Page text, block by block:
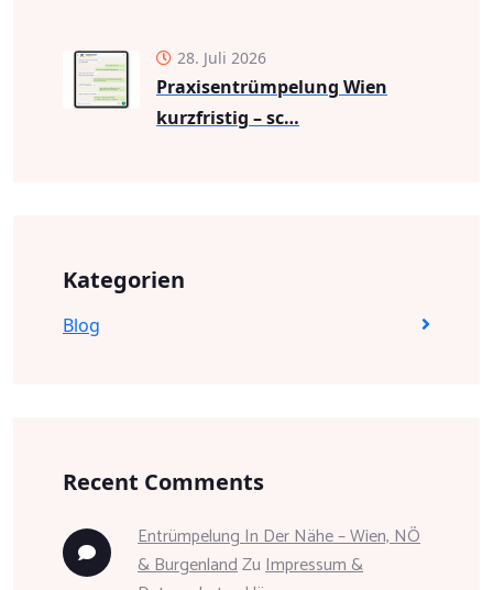
Praxisentrümpelung Wien
kurzfristig – sc…
28. Juli 2026
Kategorien
Blog
Recent Comments
Entrümpelung In Der Nähe – Wien, NÖ
& BurgenlandZuImpressum &